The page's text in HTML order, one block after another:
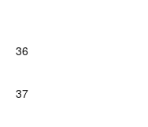
36
37